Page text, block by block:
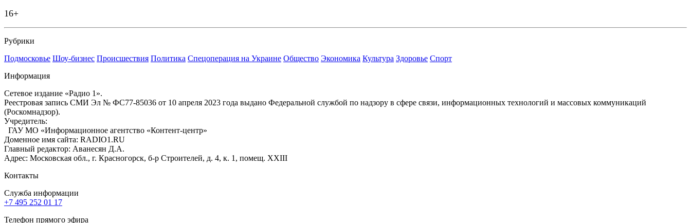
16+
Рубрики
Подмосковье Шоу-бизнес Происшествия Политика Спецоперация на Украине Общество Экономика Культура Здоровье Спорт
Информация
Сетевое издание «Радио 1».
Реестровая запись СМИ Эл № ФС77-85036 от 10 апреля 2023 года выдано Федеральной службой по надзору в сфере связи, информационных технологий и массовых коммуникаций
(Роскомнадзор).
Учредитель:
ГАУ МО «Информационное агентство «Контент-центр»
Доменное имя сайта: RADIO1.RU
Главный редактор: Аванесян Д.А.
Адрес: Московская обл., г. Красногорск, б-р Строителей, д. 4, к. 1, помещ. XXIII
Контакты
Служба информации
+7 495 252 01 17
Телефон прямого эфира